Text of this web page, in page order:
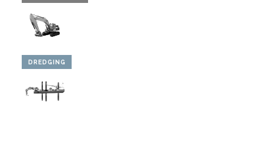
DREDGING